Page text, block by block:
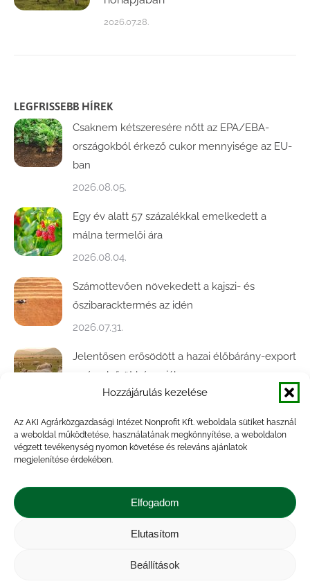
Hozzájárulás kezelése
Az AKI Agrárközgazdasági Intézet Nonprofit Kft. weboldala sütiket használ
a weboldal működtetése, használatának megkönnyítése, a weboldalon
végzett tevékenység nyomon követése és releváns ajánlatok
megjelenítése érdekében.
Elfogadom
Elutasítom
Beállítások
2026.07.28.
LEGFRISSEBB HÍREK
Csaknem kétszeresére nőtt az EPA/EBA-
országokból érkező cukor mennyisége az EU-
ban
2026.08.05.
Egy év alatt 57 százalékkal emelkedett a
málna termelői ára
2026.08.04.
Számottevően növekedett a kajszi- és
őszibaracktermés az idén
2026.07.31.
Jelentősen erősödött a hazai élőbárány-export
az év első öt hónapjában
2026.07.28.
Közel ötödével bővült a baromfivágás
Magyarországon
A végéhez közelít az őszi búza betakarítása
2026.07.21.